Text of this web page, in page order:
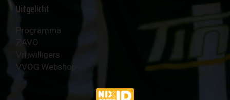
Uitgelicht
Programma
ZAVO
Vrijwilligers
VVOG Webshop